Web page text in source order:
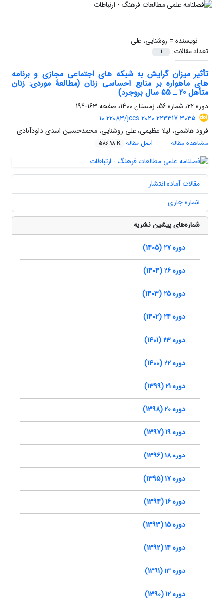
نویسنده = روشنایی، علی
تعداد مقالات:
1
تأثیر میزان گرایش به شبکه های اجتماعی مجازی و برنامه
های ماهواره بر منابع احساسی زنان (مطالعۀ موردی: زنان
متأهل 20 ـ 55 سال بروجرد)
دوره 22، شماره 56، زمستان 1400، صفحه
163-194
10.22083/jccs.2020.223317.3035
فرود هاشمی، لیلا عظیمی، علی روشنایی، محمدحسین اسدی داودآبادی
مشاهده مقاله
اصل مقاله 586.98 K
مقالات آماده انتشار
شماره جاری
شماره‌های پیشین نشریه
دوره 27 (1405)
دوره 26 (1404)
دوره 25 (1403)
دوره 24 (1402)
دوره 23 (1401)
دوره 22 (1400)
دوره 21 (1399)
دوره 20 (1398)
دوره 19 (1397)
دوره 18 (1396)
دوره 17 (1395)
دوره 16 (1394)
دوره 15 (1393)
دوره 14 (1392)
دوره 13 (1391)
دوره 12 (1390)